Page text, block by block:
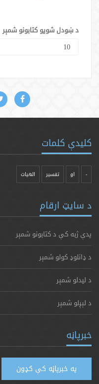
د ښودل شویو کتابونو شمېر
کلیدې کلمات
- او تفسیر الهیات
د سایټ ارقام
پدې ژبه کې د کتابونو شمېر
د ډانلوډ کولو شمېر
د لیدلو شمېر
د لېږلو شمېر
خبرپاڼه
په خبرپاڼه کې ګډون